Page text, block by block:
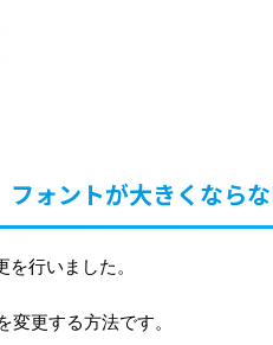
フォントが大きくなら
行いました。
更する方法です。